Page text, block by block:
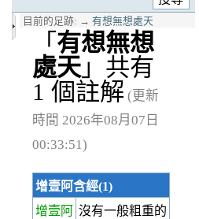
目前的足跡: → 有想無想處天
「 有想無想
處天 」共有
1 個註解 (更新
時間 2026年08月07日
00:33:51)
增壹阿含經(1)
增壹阿 沒有一般粗重的